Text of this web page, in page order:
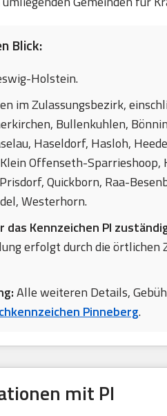
Blick:
Holstein.
im Zulassungsbezirk,
Bullenkuhlen,
Haseldorf, Hasloh,
Offenseth-
Quickborn, Raa-
Westerhorn.
Kennzeichen PI
erfolgt durch die
Alle weiteren Details,
Pinneberg.
mit PI